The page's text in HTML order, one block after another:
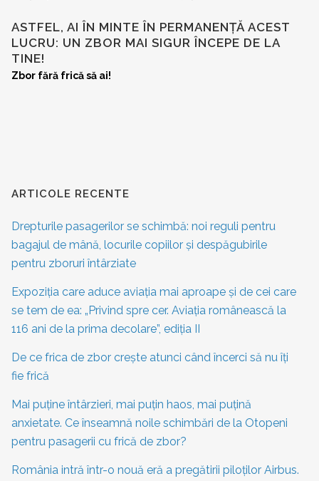
ASTFEL, AI ÎN MINTE ÎN PERMANENȚĂ ACEST
LUCRU: UN ZBOR MAI SIGUR ÎNCEPE DE LA
TINE!
Zbor fără frică să ai!
ARTICOLE RECENTE
Drepturile pasagerilor se schimbă: noi reguli pentru
bagajul de mână, locurile copiilor și despăgubirile
pentru zboruri întârziate
Expoziția care aduce aviația mai aproape și de cei care
se tem de ea: „Privind spre cer. Aviația românească la
116 ani de la prima decolare”, ediția II
De ce frica de zbor crește atunci când încerci să nu îți
fie frică
Mai puține întârzieri, mai puțin haos, mai puțină
anxietate. Ce înseamnă noile schimbări de la Otopeni
pentru pasagerii cu frică de zbor?
România intră într-o nouă eră a pregătirii piloților Airbus.